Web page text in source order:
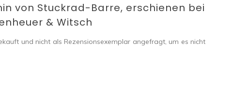
von Stuckrad-Barre, erschienen bei
& Witsch
und nicht als Rezensionsexemplar angefragt, um es nicht